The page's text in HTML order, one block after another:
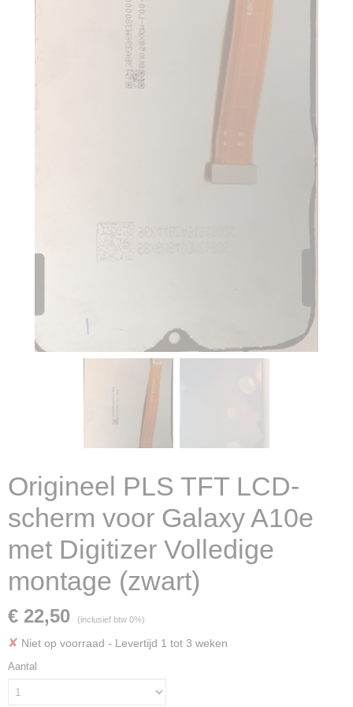
Origineel PLS TFT LCD-
scherm voor Galaxy A10e
met Digitizer Volledige
montage (zwart)
€ 22,50 (inclusief btw 0%)
✘ Niet op voorraad - Levertijd 1 tot 3 weken
Aantal